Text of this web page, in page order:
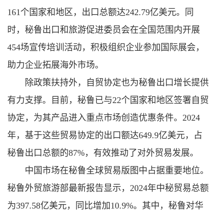
161个国家和地区，出口总额达242.79亿美元。同
时，秘鲁出口和旅游促进委员会在全国范围内开展
454场宣传培训活动，积极组织企业参加国际展会，
助力企业拓展海外市场。
除政策扶持外，自贸协定也为秘鲁出口增长提供
有力支撑。目前，秘鲁已与22个国家和地区签署自贸
协定，为其产品进入重点市场创造优惠条件。2024
年，基于这些贸易协定的出口额达649.9亿美元，占
秘鲁出口总额的87%，有效推动了对外贸易发展。
中国市场在秘鲁全球贸易版图中占据重要地位。
秘鲁外贸旅游部最新报告显示，2024年中秘贸易总额
为397.58亿美元，同比增加10.9%。其中，秘鲁对华